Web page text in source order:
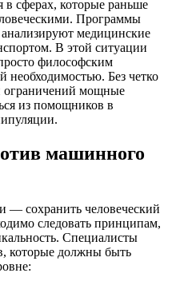
сферах, которые раньше
Программы
медицинские
В этой ситуации
философским
необходимостью. Без четко
ограничений мощные
из помощников в
машинного
— сохранить человеческий
следовать принципам,
Специалисты
которые должны быть